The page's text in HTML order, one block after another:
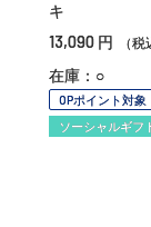
キ
13,090 円 （税
在庫：○
OPポイント対象
ソーシャルギフ